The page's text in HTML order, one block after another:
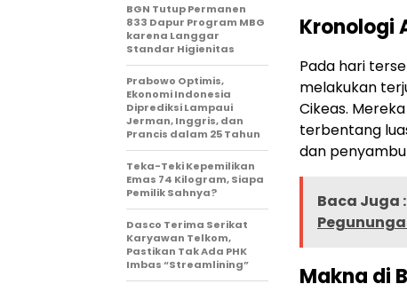
Kronologi
Pada hari
melakukan
Cikeas.
terbentang
dan
Baca Juga :
Makna di
BGN Tutup Permanen
833 Dapur Program MBG
karena Langgar
Standar Higienitas
Prabowo Optimis,
Ekonomi Indonesia
Diprediksi Lampaui
Jerman, Inggris, dan
Prancis dalam 25 Tahun
Teka-Teki Kepemilikan
Emas 74 Kilogram, Siapa
Pemilik Sahnya?
Dasco Terima Serikat
Karyawan Telkom,
Pastikan Tak Ada PHK
Imbas “Streamlining”